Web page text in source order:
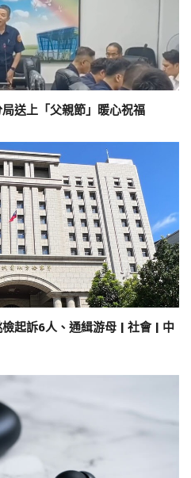
送上「父親節」暖心祝福
起訴6人、通緝游母 | 社會 | 中